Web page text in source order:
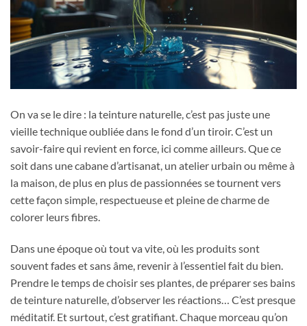
On va se le dire : la teinture naturelle, c’est pas juste une
vieille technique oubliée dans le fond d’un tiroir. C’est un
savoir-faire qui revient en force, ici comme ailleurs. Que ce
soit dans une cabane d’artisanat, un atelier urbain ou même à
la maison, de plus en plus de passionnées se tournent vers
cette façon simple, respectueuse et pleine de charme de
colorer leurs fibres.
Dans une époque où tout va vite, où les produits sont
souvent fades et sans âme, revenir à l’essentiel fait du bien.
Prendre le temps de choisir ses plantes, de préparer ses bains
de teinture naturelle, d’observer les réactions… C’est presque
méditatif. Et surtout, c’est gratifiant. Chaque morceau qu’on